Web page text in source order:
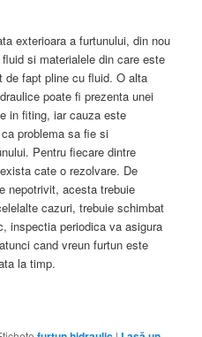
exterioara a furtunului, din nou
si materialele din care este
de fapt pline cu fluid. O alta
poate fi prezenta unei
in fiting, iar cauza este
problema sa fie si
Pentru fiecare dintre
cate o rezolvare. De
nepotrivit, acesta trebuie
cazuri, trebuie schimbat
inspectia periodica va asigura
cand vreun furtun este
la timp.